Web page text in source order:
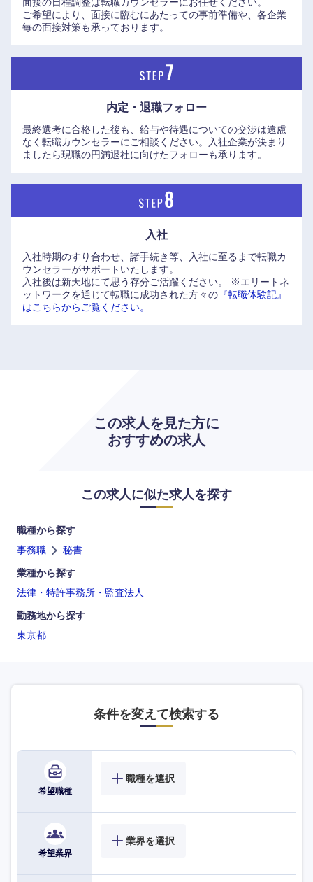
面接の日程調整は転職カウンセラーにお任せください。
ご希望により、面接に臨むにあたっての事前準備や、各企業
毎の面接対策も承っております。
内定・退職フォロー
最終選考に合格した後も、給与や待遇についての交渉は遠慮
なく転職カウンセラーにご相談ください。入社企業が決まり
ましたら現職の円満退社に向けたフォローも承ります。
入社
入社時期のすり合わせ、諸手続き等、入社に至るまで転職カ
ウンセラーがサポートいたします。
入社後は新天地にて思う存分ご活躍ください。
※エリートネ
ットワークを通じて転職に成功された方々の 『転職体験記』
はこちらからご覧ください。
この求人を見た方に
おすすめの求人
この求人に似た求人を探す
職種から探す
事務職
秘書
業種から探す
法律・特許事務所・監査法人
勤務地から探す
東京都
条件を変えて検索する
希望職種
職種を選択
希望業界
業界を選択
九州・沖縄
大分県 宮崎県